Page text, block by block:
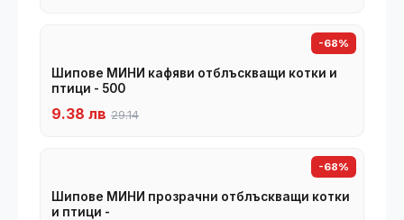
-68%
Шипове МИНИ кафяви отблъскващи котки и
птици - 500
9.38 лв 29.14
-68%
Шипове МИНИ прозрачни отблъскващи котки
и птици -